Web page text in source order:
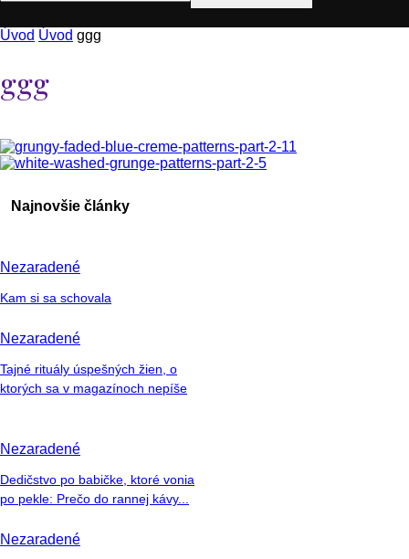
Úvod Úvod ggg
ggg
Najnovšie články
Nezaradené
Kam si sa schovala
Nezaradené
Tajné rituály úspešných žien, o
ktorých sa v magazínoch nepíše
Nezaradené
Dedičstvo po babičke, ktoré vonia
po pekle: Prečo do rannej kávy...
Nezaradené